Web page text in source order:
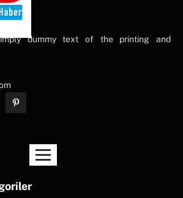
dummy text of the printing and